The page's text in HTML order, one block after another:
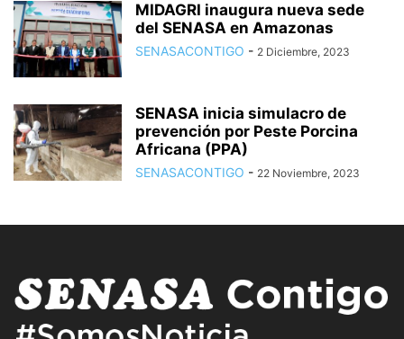
MIDAGRI inaugura nueva sede
del SENASA en Amazonas
SENASACONTIGO - 2 Diciembre, 2023
SENASA inicia simulacro de
prevención por Peste Porcina
Africana (PPA)
SENASACONTIGO - 22 Noviembre, 2023